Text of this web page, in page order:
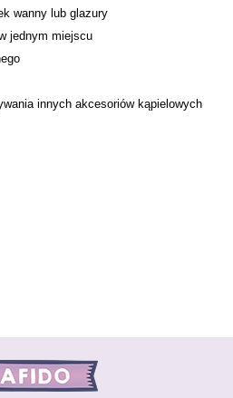
wanny lub glazury
jednym miejscu
innych akcesoriów kąpielowych